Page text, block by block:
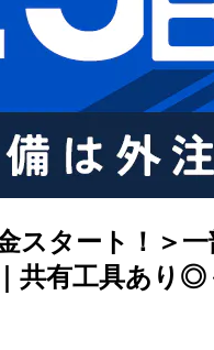
スタート！＞
共有工具あり◎